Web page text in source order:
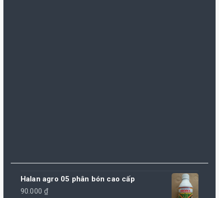
Halan agro 05 phân bón cao cấp
90.000₫